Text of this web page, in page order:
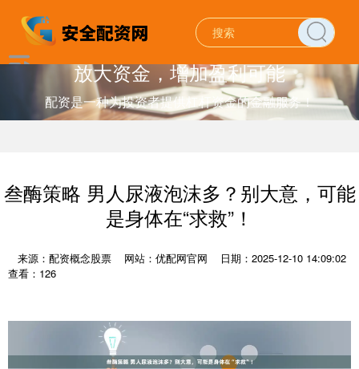
放大资金，增加盈利可能
配资是一种为投资者提供杠杆资金的金融服务！
叁酶策略 男人尿液泡沫多？别大意，可能
是身体在“求救”！
来源：配资概念股票 网站：优配网官网
日期：2025-12-10 14:09:02
查看：126